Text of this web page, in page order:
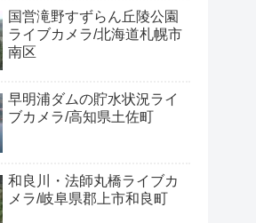
国営滝野すずらん丘陵公園
ライブカメラ/北海道札幌市
南区
早明浦ダムの貯水状況ライ
ブカメラ/高知県土佐町
和良川・法師丸橋ライブカ
メラ/岐阜県郡上市和良町